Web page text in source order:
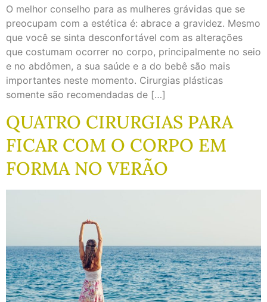
O melhor conselho para as mulheres grávidas que se
preocupam com a estética é: abrace a gravidez. Mesmo
que você se sinta desconfortável com as alterações
que costumam ocorrer no corpo, principalmente no seio
e no abdômen, a sua saúde e a do bebê são mais
importantes neste momento. Cirurgias plásticas
somente são recomendadas de […]
QUATRO CIRURGIAS PARA
FICAR COM O CORPO EM
FORMA NO VERÃO